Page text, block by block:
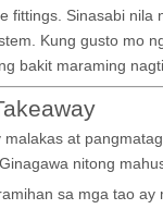
fittings. Sinasabi
Kung gusto mo
bakit maraming
at
nitong
sa mga tao